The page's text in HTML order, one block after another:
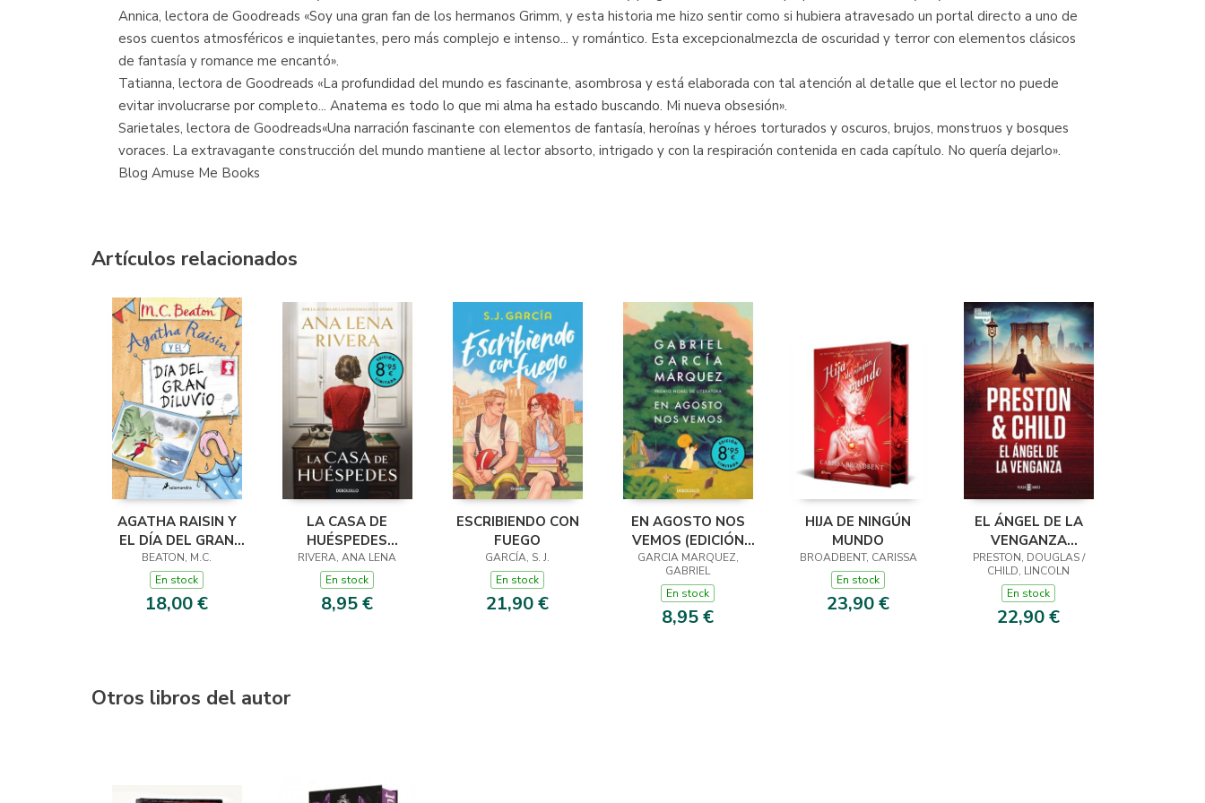
Annica, lectora de Goodreads «Soy una gran fan de los hermanos Grimm, y esta historia me hizo sentir como si hubiera atravesado un portal directo a uno de
esos cuentos atmosféricos e inquietantes, pero más complejo e intenso... y romántico. Esta excepcionalmezcla de oscuridad y terror con elementos clásicos
de fantasía y romance me encantó».
Tatianna, lectora de Goodreads «La profundidad del mundo es fascinante, asombrosa y está elaborada con tal atención al detalle que el lector no puede
evitar involucrarse por completo... Anatema es todo lo que mi alma ha estado buscando. Mi nueva obsesión».
Sarietales, lectora de Goodreads«Una narración fascinante con elementos de fantasía, heroínas y héroes torturados y oscuros, brujos, monstruos y bosques
voraces. La extravagante construcción del mundo mantiene al lector absorto, intrigado y con la respiración contenida en cada capítulo. No quería dejarlo».
Blog Amuse Me Books
Artículos relacionados
AGATHA RAISIN Y
EL DÍA DEL GRAN
DILUVIO (AGATHA
RAISIN 12)
BEATON, M.C.
En stock
18,00 €
LA CASA DE
HUÉSPEDES
(EDICIÓN LIMITADA ·
VERANO)
RIVERA, ANA LENA
En stock
8,95 €
ESCRIBIENDO CON
FUEGO
GARCÍA, S. J.
En stock
21,90 €
EN AGOSTO NOS
VEMOS (EDICIÓN
LIMITADA)
GARCIA MARQUEZ,
GABRIEL
En stock
8,95 €
HIJA DE NINGÚN
MUNDO
BROADBENT, CARISSA
En stock
23,90 €
EL ÁNGEL DE LA
VENGANZA
(INSPECTOR
PENDERGAST 22)
PRESTON, DOUGLAS /
CHILD, LINCOLN
En stock
22,90 €
Otros libros del autor